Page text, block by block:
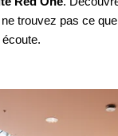
trouvez pas ce